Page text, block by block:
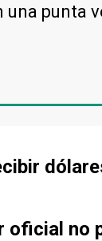
punta
oficial